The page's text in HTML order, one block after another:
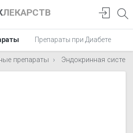
ЛЕКАРСТВ
Препараты при Диабете
препараты Эндокринная